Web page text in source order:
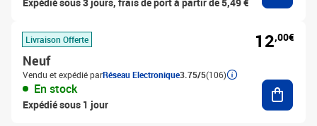
Livraison Offerte
Neuf
Vendu et expédié parRéseau Electronique3.75/5(106)
En stock
Expédié sous 1 jour
12,00€